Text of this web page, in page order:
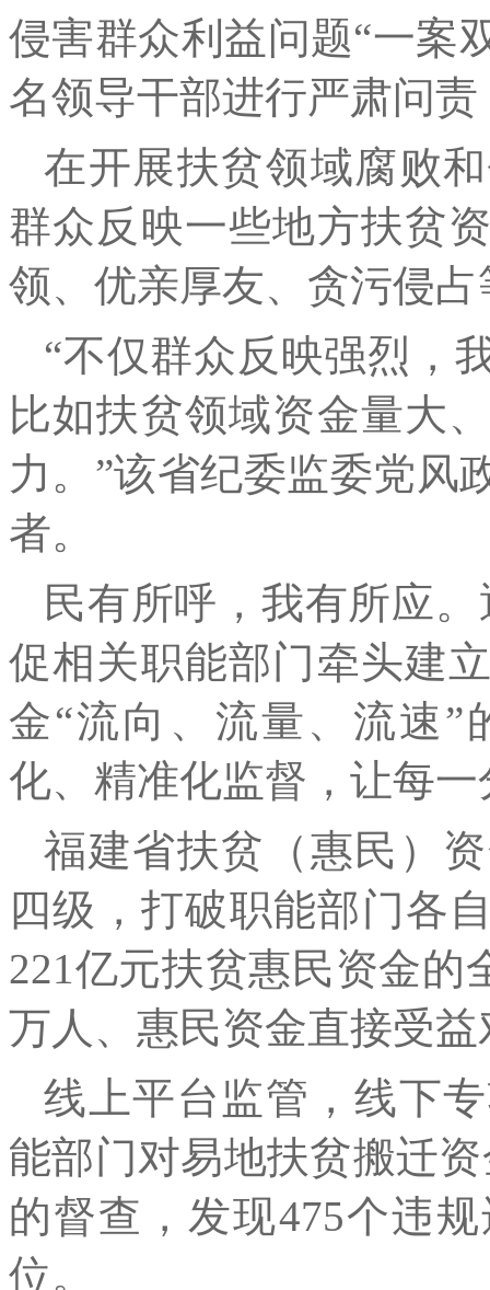
侵害群众利益问题“一案
名领导干部进行严肃问
在开展扶贫领域腐败
群众反映一些地方扶贫
领、优亲厚友、贪污侵
“不仅群众反映强烈，
比如扶贫领域资金量大
力。”该省纪委监委党风
者。
民有所呼，我有所应
促相关职能部门牵头建
金“流向、流量、流速
化、精准化监督，让每
福建省扶贫（惠民）
四级，打破职能部门各
221亿元扶贫惠民资金的
万人、惠民资金直接受益
线上平台监管，线下
能部门对易地扶贫搬迁
的督查，发现475个违
位。